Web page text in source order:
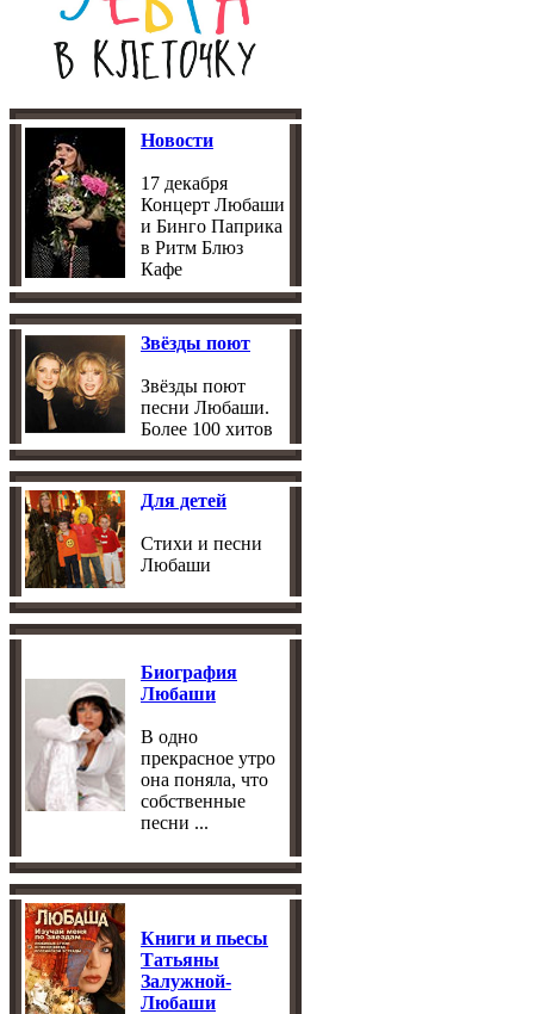
Новости
17 декабря
Концерт Любаши
и Бинго Паприка
в Ритм Блюз
Кафе
Звёзды поют
Звёзды поют
песни Любаши.
Более 100 хитов
Для детей
Стихи и песни
Любаши
Биография
Любаши
В одно
прекрасное утро
она поняла, что
собственные
песни ...
Книги и пьесы
Татьяны
Залужной-
Любаши